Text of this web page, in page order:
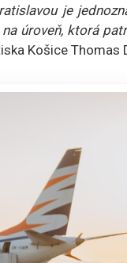
je
úroveň, ktorá
Košice Thomas